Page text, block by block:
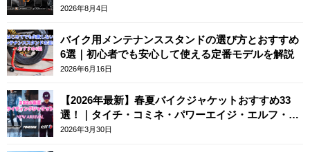
2026年8月4日
バイク用メンテナンススタンドの選び方とおすすめ
6選｜初心者でも安心して使える定番モデルを解説
2026年6月16日
【2026年最新】春夏バイクジャケットおすすめ33
選！｜タイチ・コミネ・パワーエイジ・エルフ・エ
ースカフェロンドン
2026年3月30日